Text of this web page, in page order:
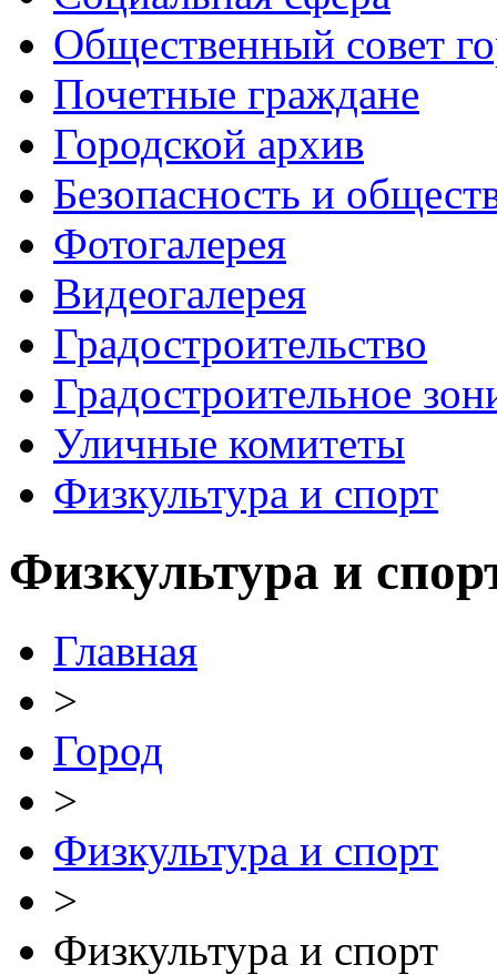
Общественный совет
Почетные граждане
Городской архив
Безопасность и
Фотогалерея
Видеогалерея
Градостроительство
Градостроительное
Уличные комитеты
Физкультура и спорт
Физкультура и
Главная
>
Город
>
Физкультура и спорт
>
Физкультура и спорт